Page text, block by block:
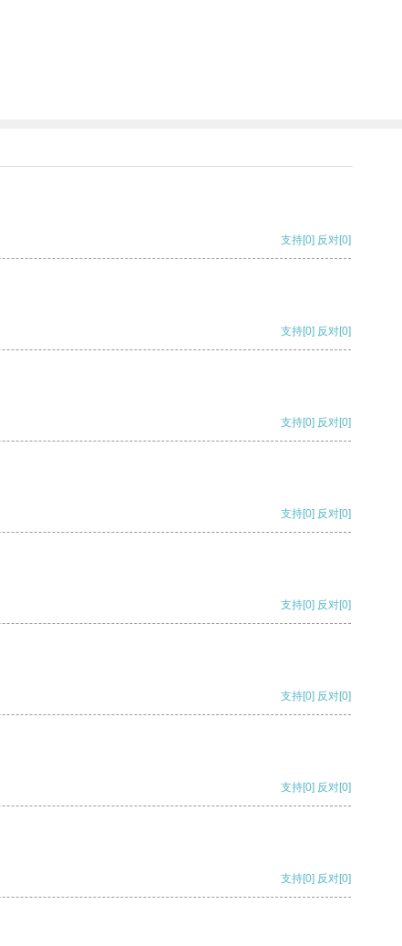
支持[0] 反对[0]
支持[0] 反对[0]
支持[0] 反对[0]
支持[0] 反对[0]
支持[0] 反对[0]
支持[0] 反对[0]
支持[0] 反对[0]
支持[0] 反对[0]